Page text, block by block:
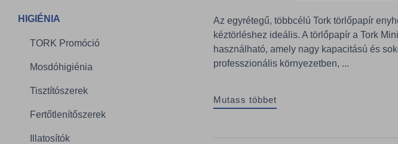
HIGIÉNIA
TORK Promóció
Mosdóhigiénia
Tisztítószerek
Fertőtlenítőszerek
Illatosítók
Az egyrétegű, többcélú Tork törlőpapír
kéztörléshez ideális. A törlőpapír a Tork
használható, amely nagy kapacitású és
professzionális környezetben, ...
Mutass többet